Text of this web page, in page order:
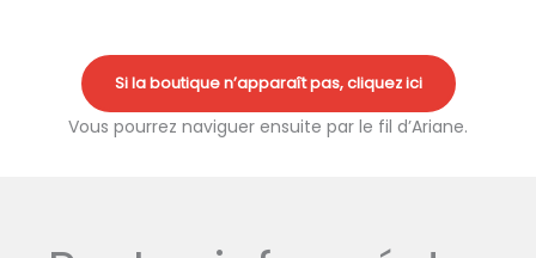
Si la boutique n’apparaît pas, cliquez ici
Vous pourrez naviguer ensuite par le fil d’Ariane.